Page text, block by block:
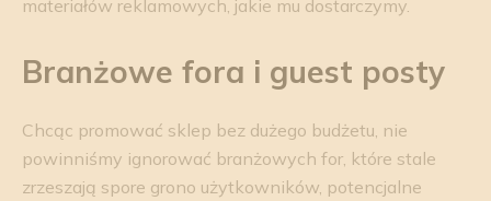
materiałów reklamowych, jakie mu dostarczymy.
Branżowe fora i guest posty
Chcąc promować sklep bez dużego budżetu, nie
powinniśmy ignorować branżowych for, które stale
zrzeszają spore grono użytkowników, potencjalne